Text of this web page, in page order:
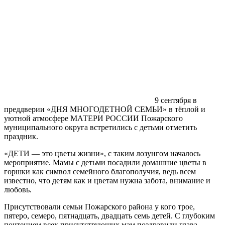
9 сентября в
преддверии «ДНЯ МНОГОДЕТНОЙ СЕМЬИ» в тёплой и
уютной атмосфере МАТЕРИ РОССИИ Пожарского
муниципального округа встретились с детьми отметить
праздник.
«ДЕТИ — это цветы жизни», с таким лозунгом началось
мероприятие. Мамы с детьми посадили домашние цветы в
горшки как символ семейного благополучия, ведь всем
известно, что детям как и цветам нужна забота, внимание и
любовь.
Присутствовали семьи Пожарского района у кого трое,
пятеро, семеро, пятнадцать, двадцать семь детей. С глубоким